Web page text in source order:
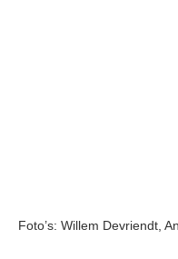
Foto’s: Willem Devriendt,